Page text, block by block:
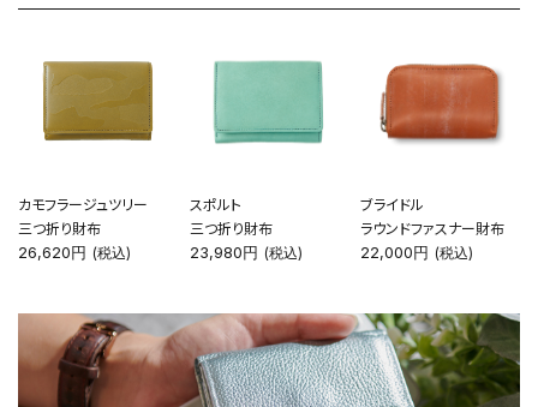
ガイドライン
カモフラージュツリー
三つ折り財布
26,620円 (税込)
スポルト
三つ折り財布
23,980円 (税込)
ブライドル
ラウンドファスナー財布
22,000円 (税込)